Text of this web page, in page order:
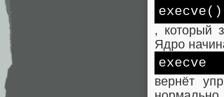
execve()
, который
Ядро
execve
вернёт